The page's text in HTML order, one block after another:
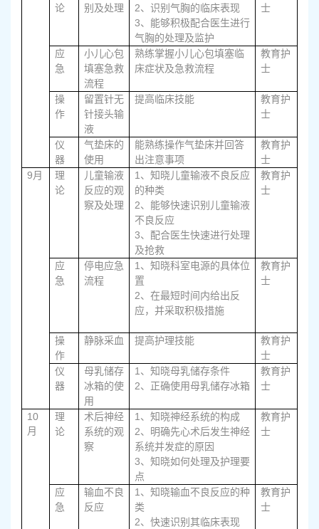
论
别及处理
2、识别气胸的临床表现
3、能够积极配合医生进行
气胸的处理及监护
士
应
急
小儿心包
填塞急救
流程
熟练掌握小儿心包填塞临
床症状及急救流程
教育护
士
操
作
留置针无
针接头输
液
提高临床技能
教育护
士
仪
器
气垫床的
使用
能熟练操作气垫床并回答
出注意事项
教育护
士
9月
理
论
儿童输液
反应的观
察及处理
1 、知晓儿童输液不良反应
的种类
2、能够快速识别儿童输液
不良反应
3、配合医生快速进行处理
及抢救
教育护
士
应
急
停电应急
流程
1、 知晓科室电源的具体位
置
2、 在最短时间内给出反
应，并采取积极措施
教育护
士
操
作
静脉采血 提高护理技能
教育护
士
仪
器
母乳储存
冰箱的使
用
1、 知晓母乳储存条件
2、 正确使用母乳储存冰箱
教育护
士
10
月
理
论
术后神经
系统的观
察
1、 知晓神经系统的构成
2、 明确先心术后发生神经
系统并发症的原因
3、 知晓如何处理及护理要
点
教育护
士
应
急
输血不良
反应
1、 知晓输血不良反应的种
类
2、 快速识别其临床表现
教育护
士